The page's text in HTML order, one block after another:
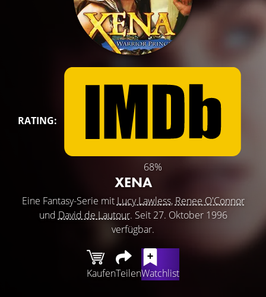
RATING:
68%
XENA
Eine Fantasy-Serie mit Lucy Lawless, Renee O'Connor
und David de Lautour. Seit 27. Oktober 1996
verfügbar.
KaufenTeilenWatchlist